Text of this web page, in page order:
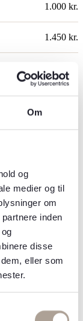
Om
og
medier og til
om
inden
disse
eller som
1.000 kr.
1.450 kr.
1.500 kr.